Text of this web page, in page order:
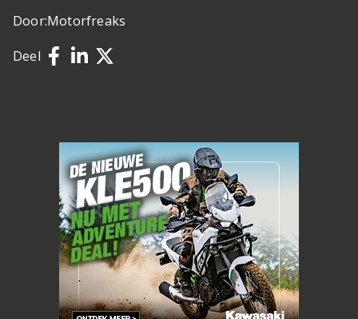
Door:Motorfreaks
Deel